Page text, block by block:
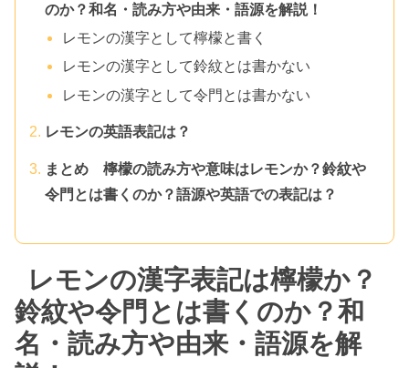
のか？和名・読み方や由来・語源を解説！
レモンの漢字として檸檬と書く
レモンの漢字として鈴紋とは書かない
レモンの漢字として令門とは書かない
レモンの英語表記は？
まとめ 檸檬の読み方や意味はレモンか？鈴紋や
令門とは書くのか？語源や英語での表記は？
レモンの漢字表記は檸檬か？
鈴紋や令門とは書くのか？和
名・読み方や由来・語源を解